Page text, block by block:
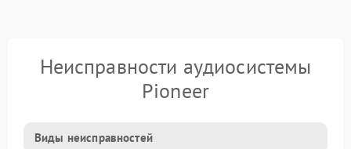
Неисправности аудиосистемы
Pioneer
Виды неисправностей